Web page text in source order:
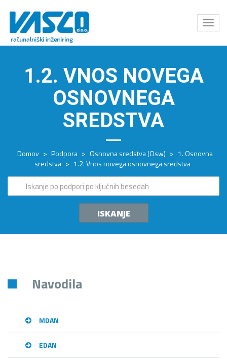
Odpri
meni
1.2. VNOS NOVEGA
OSNOVNEGA
SREDSTVA
Domov > Podpora > Osnovna sredstva (Osw) > 1. Osnovna
sredstva > 1.2. Vnos novega osnovnega sredstva
ISKANJE
Navodila
MDAN
EDAN